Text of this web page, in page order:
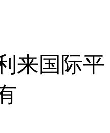
来国际平